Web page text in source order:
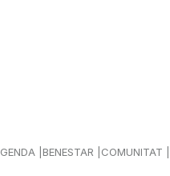
BENESTAR COMUNITAT